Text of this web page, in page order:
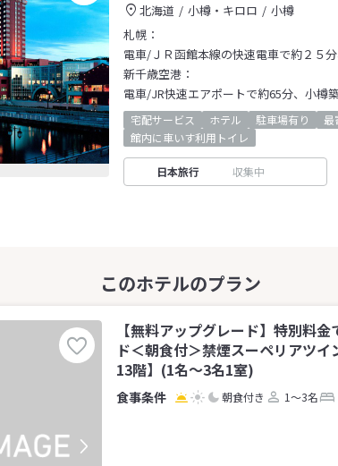
北海道 小樽・キロロ
小樽
札幌：
電車/ＪＲ函館本線の快速電車で約２５
新千歳空港：
電車/JR快速エアポートで約65分、小樽
宅配サービス ホテル 駐車場有り
最
館内に車いす利用トイレ
日本旅行 収集中
【無料アップグレード】特別料
ド＜朝食付＞禁煙スーペリアツ
13階】(1名～3名1室)
朝食付き 1～3名